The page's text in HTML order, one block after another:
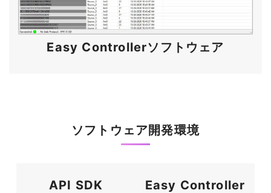
Easy Controllerソフトウェア
ソフトウェア開発環境
API SDK Easy Controller